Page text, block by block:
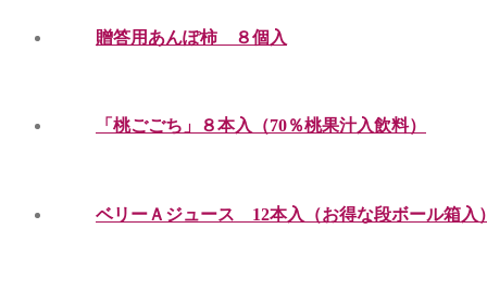
贈答用あんぽ柿 ８個入
「桃ごごち」８本入（70％桃果汁入飲料）
ベリーＡジュース 12本入（お得な段ボール箱入